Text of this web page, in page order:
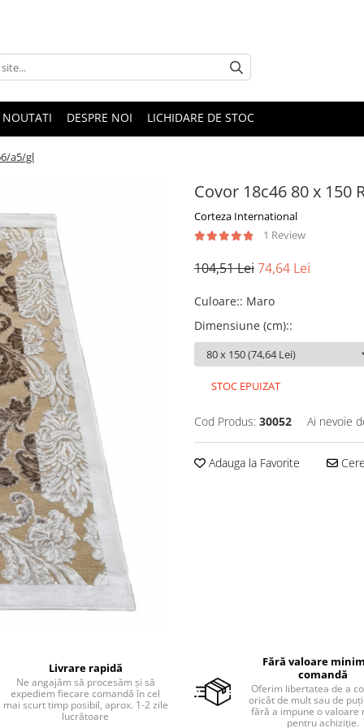
NOUTATI DESPRE NOI LICHIDARE DE STOC
a5/gl
Covor 18c46 80 x 150
Corteza International
1 Review
104,51 Lei74,64 Lei
Culoare:: Maro
Dimensiune (cm)::
STOC EPUIZAT
Cod Produs: 30052 Ai nevoie
Adauga la Favorite
Livrare rapidă
Ne angajăm să procesăm și să
expediem fiecare comandă în cel
mai scurt timp posibil, aprox. 1-2 zile
lucrătoare
Fără valoare
comandă
Oferim libertatea de a
oricât de mult sau de
fără a impune o valoare
pentru achiziție.